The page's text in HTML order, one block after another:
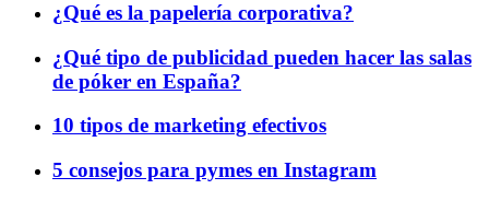
¿Qué es la papelería corporativa?
¿Qué tipo de publicidad pueden hacer las salas
de póker en España?
10 tipos de marketing efectivos
5 consejos para pymes en Instagram